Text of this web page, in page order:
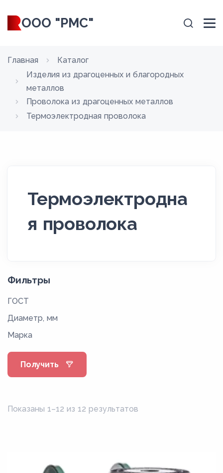
ООО "РМС"
Главная
Каталог
Изделия из драгоценных и благородных
металлов
Проволока из драгоценных металлов
Термоэлектродная проволока
Термоэлектродна
я проволока
Фильтры
ГОСТ
Диаметр, мм
Марка
Получить
Показаны 1–12 из 12 результатов